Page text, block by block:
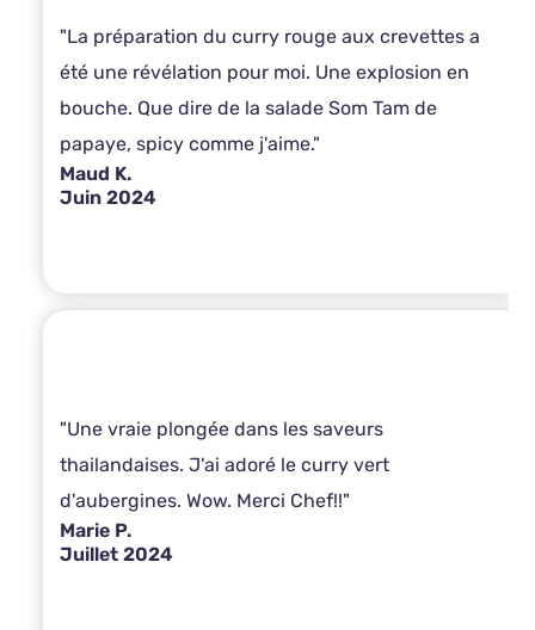
"La préparation du curry rouge aux crevettes a
été une révélation pour moi. Une explosion en
bouche. Que dire de la salade Som Tam de
papaye, spicy comme j'aime."
Maud K.
Juin 2024
"Une vraie plongée dans les saveurs
thailandaises. J'ai adoré le curry vert
d'aubergines. Wow. Merci Chef!!"
Marie P.
Juillet 2024